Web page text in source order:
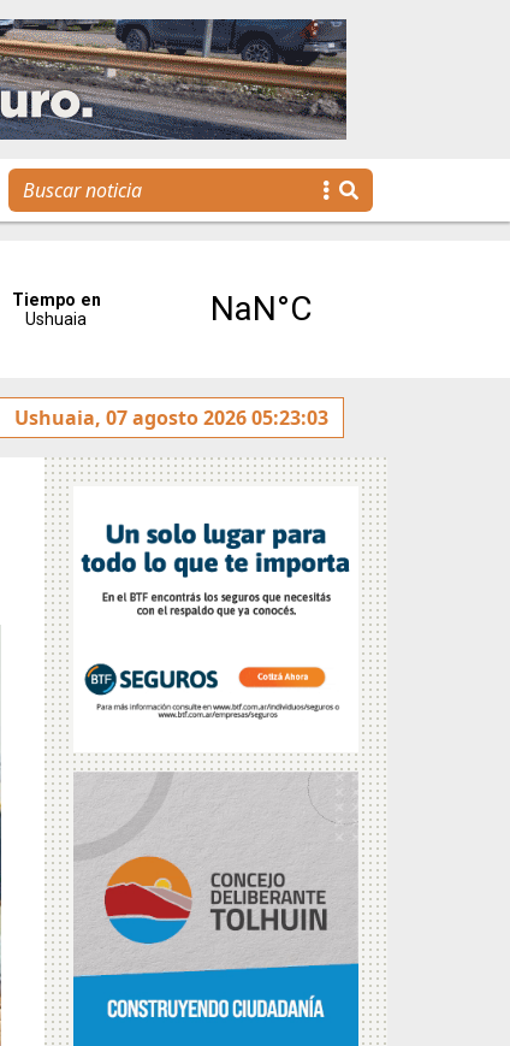
Se realizó la reunión de Labor Parlamentaria previa a la
Ushuaia, 07 agosto 2026 05:23:03